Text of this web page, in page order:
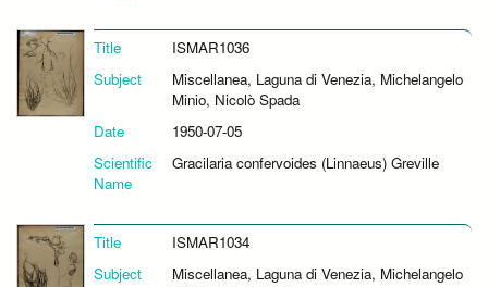
Title
ISMAR1036
Subject
Miscellanea, Laguna di Venezia, Michelangelo
Minio, Nicolò Spada
Date
1950-07-05
Scientific
Name
Gracilaria confervoides (Linnaeus) Greville
Title
ISMAR1034
Subject
Miscellanea, Laguna di Venezia, Michelangelo